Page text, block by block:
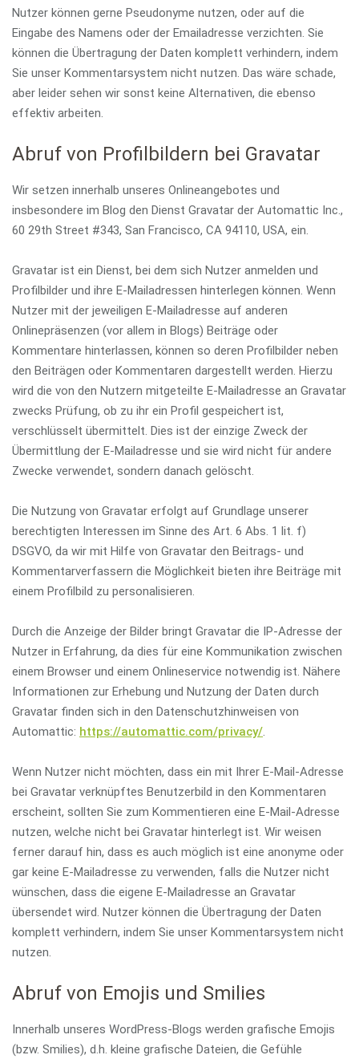
Nutzer können gerne Pseudonyme nutzen, oder auf die
Eingabe des Namens oder der Emailadresse verzichten. Sie
können die Übertragung der Daten komplett verhindern, indem
Sie unser Kommentarsystem nicht nutzen. Das wäre schade,
aber leider sehen wir sonst keine Alternativen, die ebenso
effektiv arbeiten.
Abruf von Profilbildern bei Gravatar
Wir setzen innerhalb unseres Onlineangebotes und
insbesondere im Blog den Dienst Gravatar der Automattic Inc.,
60 29th Street #343, San Francisco, CA 94110, USA, ein.
Gravatar ist ein Dienst, bei dem sich Nutzer anmelden und
Profilbilder und ihre E-Mailadressen hinterlegen können. Wenn
Nutzer mit der jeweiligen E-Mailadresse auf anderen
Onlinepräsenzen (vor allem in Blogs) Beiträge oder
Kommentare hinterlassen, können so deren Profilbilder neben
den Beiträgen oder Kommentaren dargestellt werden. Hierzu
wird die von den Nutzern mitgeteilte E-Mailadresse an Gravatar
zwecks Prüfung, ob zu ihr ein Profil gespeichert ist,
verschlüsselt übermittelt. Dies ist der einzige Zweck der
Übermittlung der E-Mailadresse und sie wird nicht für andere
Zwecke verwendet, sondern danach gelöscht.
Die Nutzung von Gravatar erfolgt auf Grundlage unserer
berechtigten Interessen im Sinne des Art. 6 Abs. 1 lit. f)
DSGVO, da wir mit Hilfe von Gravatar den Beitrags- und
Kommentarverfassern die Möglichkeit bieten ihre Beiträge mit
einem Profilbild zu personalisieren.
Durch die Anzeige der Bilder bringt Gravatar die IP-Adresse der
Nutzer in Erfahrung, da dies für eine Kommunikation zwischen
einem Browser und einem Onlineservice notwendig ist. Nähere
Informationen zur Erhebung und Nutzung der Daten durch
Gravatar finden sich in den Datenschutzhinweisen von
Automattic: https://automattic.com/privacy/.
Wenn Nutzer nicht möchten, dass ein mit Ihrer E-Mail-Adresse
bei Gravatar verknüpftes Benutzerbild in den Kommentaren
erscheint, sollten Sie zum Kommentieren eine E-Mail-Adresse
nutzen, welche nicht bei Gravatar hinterlegt ist. Wir weisen
ferner darauf hin, dass es auch möglich ist eine anonyme oder
gar keine E-Mailadresse zu verwenden, falls die Nutzer nicht
wünschen, dass die eigene E-Mailadresse an Gravatar
übersendet wird. Nutzer können die Übertragung der Daten
komplett verhindern, indem Sie unser Kommentarsystem nicht
nutzen.
Abruf von Emojis und Smilies
Innerhalb unseres WordPress-Blogs werden grafische Emojis
(bzw. Smilies), d.h. kleine grafische Dateien, die Gefühle